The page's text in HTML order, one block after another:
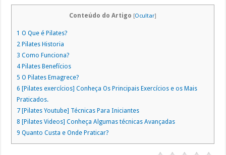
Conteúdo do Artigo [Ocultar]
1 O Que é Pilates?
2 Pilates Historia
3 Como Funciona?
4 Pilates Benefícios
5 O Pilates Emagrece?
6 [Pilates exercícios] Conheça Os Principais Exercícios e os Mais
Praticados.
7 [Pilates Youtube] Técnicas Para Iniciantes
8 [Pilates Videos] Conheça Algumas técnicas Avançadas
9 Quanto Custa e Onde Praticar?